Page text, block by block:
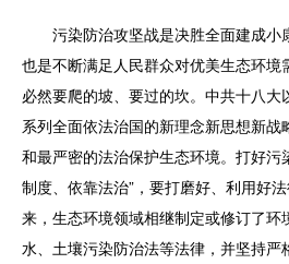
污染防治攻坚战是决胜全面建成小
也是不断满足人民群众对优美生态环境
必然要爬的坡、要过的坎。中共十八
系列全面依法治国的新理念新思想新
和最严密的法治保护生态环境。打好污
制度、依靠法治”，要打磨好、利用好
来，生态环境领域相继制定或修订了环
水、土壤污染防治法等法律，并坚持严